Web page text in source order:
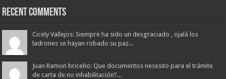
Recent Comments
Cicely Vallejos: Siempre ha sido un desgraciado , ojalá los
ladrones se hayan robado su paz...
Juan Ramon briceño: Que documentos nesesito para el trámite
de carta de no inhabilitación?...